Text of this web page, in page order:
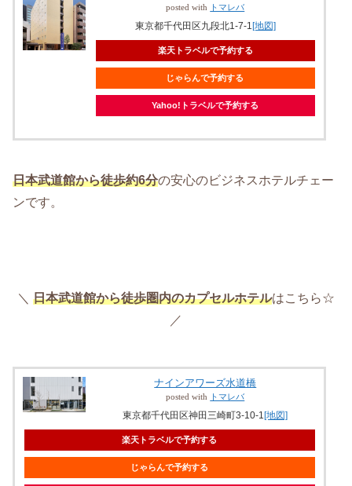
posted with トマレバ
東京都千代田区九段北1-7-1 [地図]
楽天トラベルで予約する
じゃらんで予約する
Yahoo!トラベルで予約する
日本武道館から徒歩約6分の安心のビジネスホテルチェー
ンです。
＼ 日本武道館から徒歩圏内のカプセルホテルはこちら☆
／
ナインアワーズ水道橋
posted with トマレバ
東京都千代田区神田三崎町3-10-1 [地図]
楽天トラベルで予約する
じゃらんで予約する